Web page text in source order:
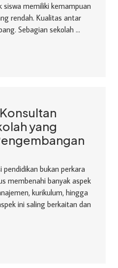
siswa memiliki kemampuan
rendah. Kualitas antar
Sebagian sekolah ...
yang
bukan perkara
membenahi banyak aspek
kurikulum, hingga
ini saling berkaitan dan